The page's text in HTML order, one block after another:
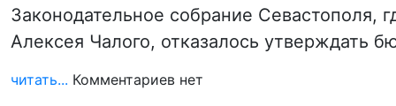
Законодательное собрание Севастополя,
Алексея Чалого, отказалось утверждать
читать... Комментариев нет